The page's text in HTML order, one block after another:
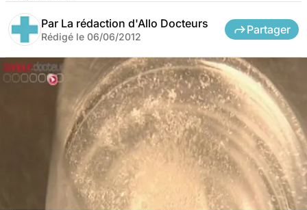
Par La rédaction d'Allo Docteurs
Rédigé le 06/06/2012
Partager